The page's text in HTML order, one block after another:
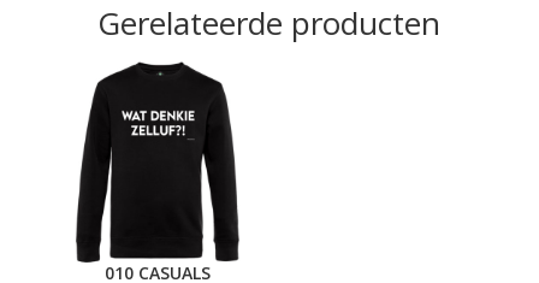
Gerelateerde producten
010 CASUALS